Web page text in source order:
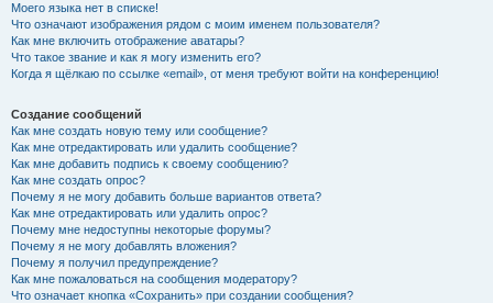
Моего языка нет в списке!
Что означают изображения рядом с моим именем пользователя?
Как мне включить отображение аватары?
Что такое звание и как я могу изменить его?
Когда я щёлкаю по ссылке «email», от меня требуют войти на конференцию!
Создание сообщений
Как мне создать новую тему или сообщение?
Как мне отредактировать или удалить сообщение?
Как мне добавить подпись к своему сообщению?
Как мне создать опрос?
Почему я не могу добавить больше вариантов ответа?
Как мне отредактировать или удалить опрос?
Почему мне недоступны некоторые форумы?
Почему я не могу добавлять вложения?
Почему я получил предупреждение?
Как мне пожаловаться на сообщения модератору?
Что означает кнопка «Сохранить» при создании сообщения?